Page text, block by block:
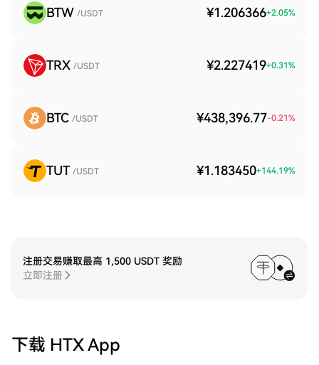
BTW /USDT ¥1.206366+2.05%
TRX /USDT ¥2.227419+0.31%
BTC /USDT ¥438,396.77-0.21%
TUT /USDT ¥1.183450+144.19%
注册交易赚取最高 1,500 USDT 奖励
立即注册
下载 HTX App